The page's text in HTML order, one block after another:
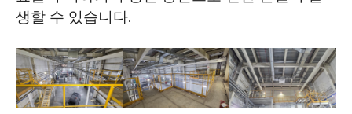
생할 수 있습니다.